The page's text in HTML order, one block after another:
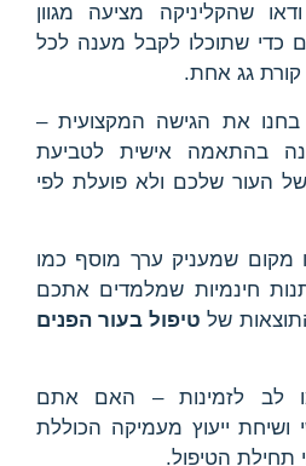
ודאו שהקליניקה מציעה מגוון
כדי שתוכלו לקבל מענה לכל
גג אחת.
בחנו את הגישה המקצועית –
בהתאמה אישית לטביעת
העור שלכם ולא פועלת לפי
מקום שמעניק ערך מוסף כמו
חינמיות שמלמדים אתכם
של טיפול בעור הפנים
לב לזמינות – האם אתם
ושיחת ייעוץ מעמיקה הכוללת
תחילת הטיפול.